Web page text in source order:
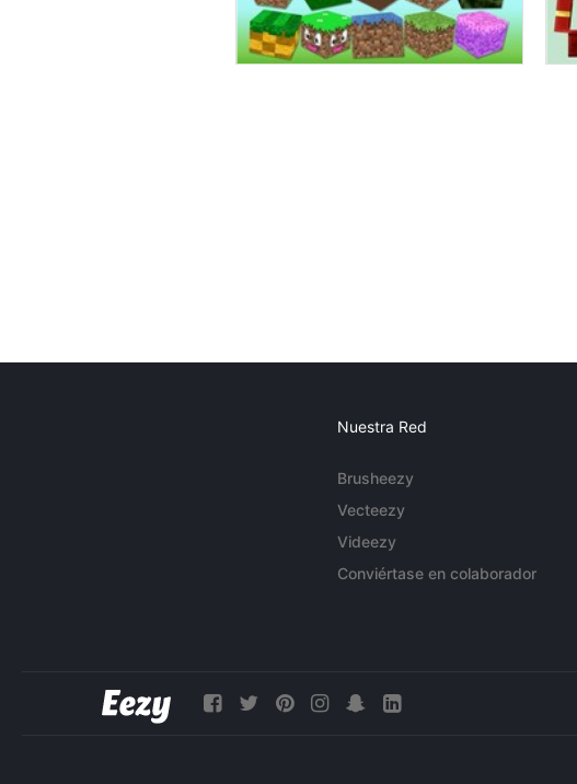
Nuestra Red
Brusheezy
Vecteezy
Videezy
Conviértase en colaborador